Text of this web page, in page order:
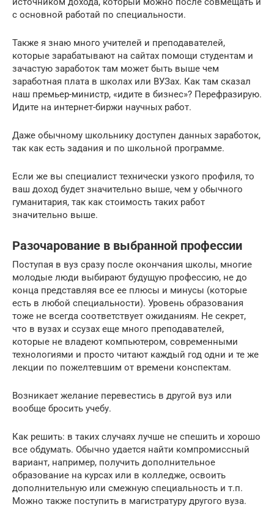
с основной работай по специальности.
Также я знаю много учителей и преподавателей,
которые зарабатывают на сайтах помощи студентам и
зачастую заработок там может быть выше чем
заработная плата в школах или ВУЗах. Как там сказал
наш премьер-министр, «идите в бизнес»? Перефразирую.
Идите на интернет-биржи научных работ.
Даже обычному школьнику доступен данных заработок,
так как есть задания и по школьной программе.
Если же вы специалист технически узкого профиля, то
ваш доход будет значительно выше, чем у обычного
гуманитария, так как стоимость таких работ
значительно выше.
Разочарование в выбранной профессии
Поступая в вуз сразу после окончания школы, многие
молодые люди выбирают будущую профессию, не до
конца представляя все ее плюсы и минусы (которые
есть в любой специальности). Уровень образования
тоже не всегда соответствует ожиданиям. Не секрет,
что в вузах и ссузах еще много преподавателей,
которые не владеют компьютером, современными
технологиями и просто читают каждый год одни и те же
лекции по пожелтевшим от времени конспектам.
Возникает желание перевестись в другой вуз или
вообще бросить учебу.
Как решить: в таких случаях лучше не спешить и хорошо
все обдумать. Обычно удается найти компромиссный
вариант, например, получить дополнительное
образование на курсах или в колледже, освоить
дополнительную или смежную специальность и т.п.
Можно также поступить в магистратуру другого вуза.